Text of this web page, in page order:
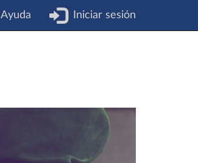
Ayuda Iniciar sesión